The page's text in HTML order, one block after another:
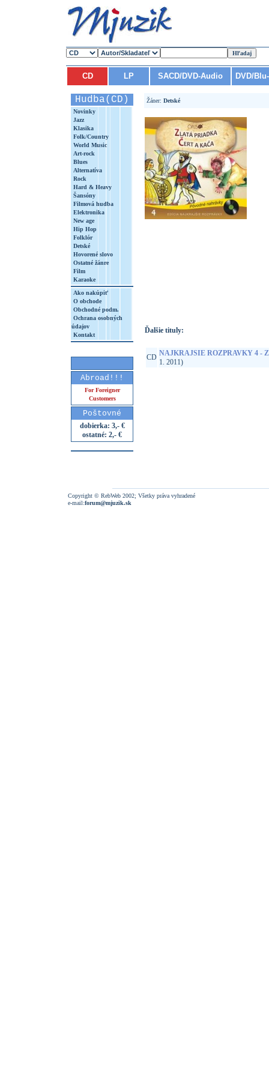
CD LP SACD/DVD-Audio DVD/
Hudba(CD)
Novinky
Jazz
Klasika
Folk/Country
World Music
Art-rock
Blues
Alternatíva
Rock
Hard & Heavy
Šansóny
Filmová hudba
Elektronika
New age
Hip Hop
Folklór
Detské
Hovorené slovo
Ostatné žánre
Film
Karaoke
Ako nakúpiť
O obchode
Obchodné podm.
Ochrana osobných
údajov
Kontakt
Abroad!!!
For Foreigner
Customers
Poštovné
dobierka: 3,- €
ostatné: 2,- €
Žáner: Detské
Ďalšie tituly:
CD NAJKRAJSIE ROZPRAVKY 4 -
1. 2011)
Copyright © RebWeb 2002; Všetky práva vyhradené
e-mail:forum@mjuzik.sk